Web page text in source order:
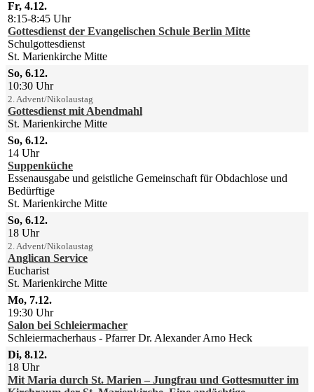
Fr, 4.12.
8:15-8:45 Uhr
Gottesdienst der Evangelischen Schule Berlin Mitte
Schulgottesdienst
St. Marienkirche Mitte
So, 6.12.
10:30 Uhr
2. Advent/Nikolaustag
Gottesdienst mit Abendmahl
St. Marienkirche Mitte
So, 6.12.
14 Uhr
Suppenküche
Essenausgabe und geistliche Gemeinschaft für Obdachlose und
Bedürftige
St. Marienkirche Mitte
So, 6.12.
18 Uhr
2. Advent/Nikolaustag
Anglican Service
Eucharist
St. Marienkirche Mitte
Mo, 7.12.
19:30 Uhr
Salon bei Schleiermacher
Schleiermacherhaus
Pfarrer Dr. Alexander Arno Heck
Di, 8.12.
18 Uhr
Mit Maria durch St. Marien – Jungfrau und Gottesmutter im